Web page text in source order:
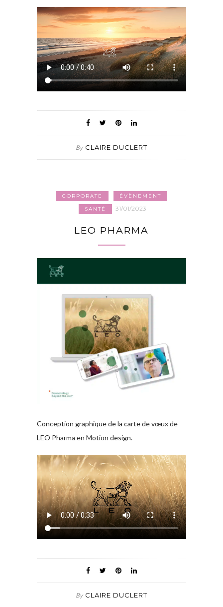
By CLAIRE DUCLERT
CORPORATE
ÉVÈNEMENT
SANTÉ
31/01/2023
LEO PHARMA
Conception graphique de la carte de vœux de
LEO Pharma en Motion design.
By CLAIRE DUCLERT